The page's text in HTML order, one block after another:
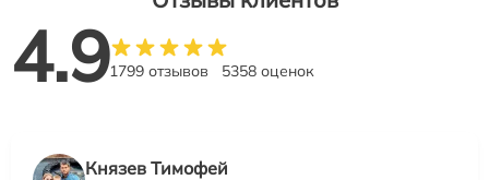
4.91799 отзывов 5358 оценок
Князев Тимофей